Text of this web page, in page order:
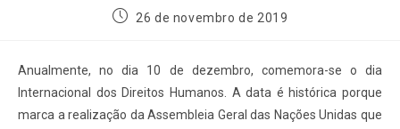
26 de novembro de 2019
Anualmente, no dia 10 de dezembro, comemora-se o dia
Internacional dos Direitos Humanos. A data é histórica porque
marca a realização da Assembleia Geral das Nações Unidas que